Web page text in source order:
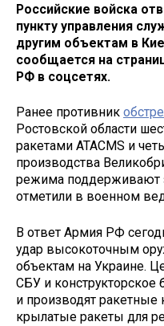
Российские войска
пункту управления
другим объектам в
сообщается на
РФ в соцсетях.
Ранее противник
Ростовской области
ракетами ATACMS и
производства
режима поддерживают
отметили в военном
В ответ Армия РФ
удар высокоточным
объектам на Украине.
СБУ и конструкторское
и производят ракетные
крылатые ракеты для